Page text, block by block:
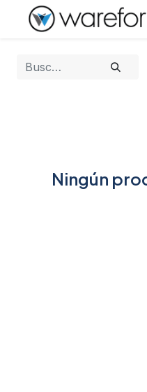
Ningún